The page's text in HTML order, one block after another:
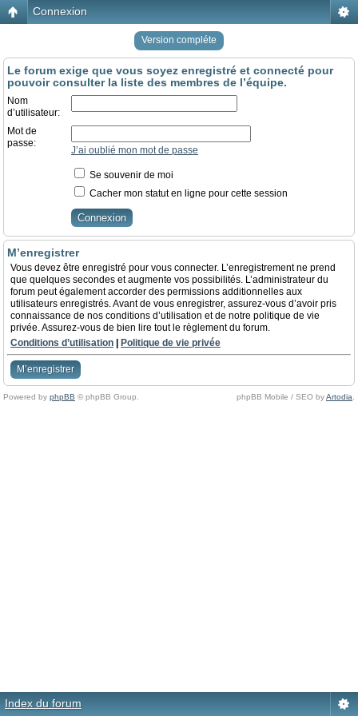
Connexion
Version compléte
Le forum exige que vous soyez enregistré et connecté pour
pouvoir consulter la liste des membres de l’équipe.
Nom
d’utilisateur:
Mot de
passe:
J’ai oublié mon mot de passe
Se souvenir de moi
Cacher mon statut en ligne pour cette session
M’enregistrer
Vous devez être enregistré pour vous connecter. L’enregistrement ne prend
que quelques secondes et augmente vos possibilités. L’administrateur du
forum peut également accorder des permissions additionnelles aux
utilisateurs enregistrés. Avant de vous enregistrer, assurez-vous d’avoir pris
connaissance de nos conditions d’utilisation et de notre politique de vie
privée. Assurez-vous de bien lire tout le règlement du forum.
Conditions d’utilisation
Politique de vie privée
M’enregistrer
Powered by phpBB © phpBB Group. phpBB Mobile / SEO byArtodia
Index du forum